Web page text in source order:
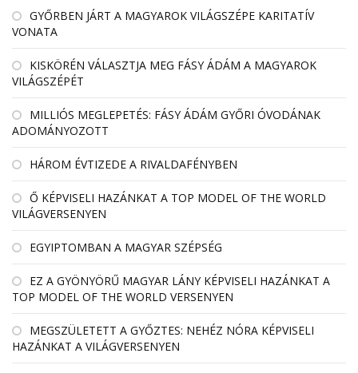
GYŐRBEN JÁRT A MAGYAROK VILÁGSZÉPE KARITATÍV
VONATA
KISKÖRÉN VÁLASZTJA MEG FÁSY ÁDÁM A MAGYAROK
VILÁGSZÉPÉT
MILLIÓS MEGLEPETÉS: FÁSY ÁDÁM GYŐRI ÓVODÁNAK
ADOMÁNYOZOTT
HÁROM ÉVTIZEDE A RIVALDAFÉNYBEN
Ő KÉPVISELI HAZÁNKAT A TOP MODEL OF THE WORLD
VILÁGVERSENYEN
EGYIPTOMBAN A MAGYAR SZÉPSÉG
EZ A GYÖNYÖRŰ MAGYAR LÁNY KÉPVISELI HAZÁNKAT A
TOP MODEL OF THE WORLD VERSENYEN
MEGSZÜLETETT A GYŐZTES: NEHÉZ NÓRA KÉPVISELI
HAZÁNKAT A VILÁGVERSENYEN